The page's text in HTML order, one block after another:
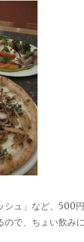
シュ」など、500
で、ちょい飲みに